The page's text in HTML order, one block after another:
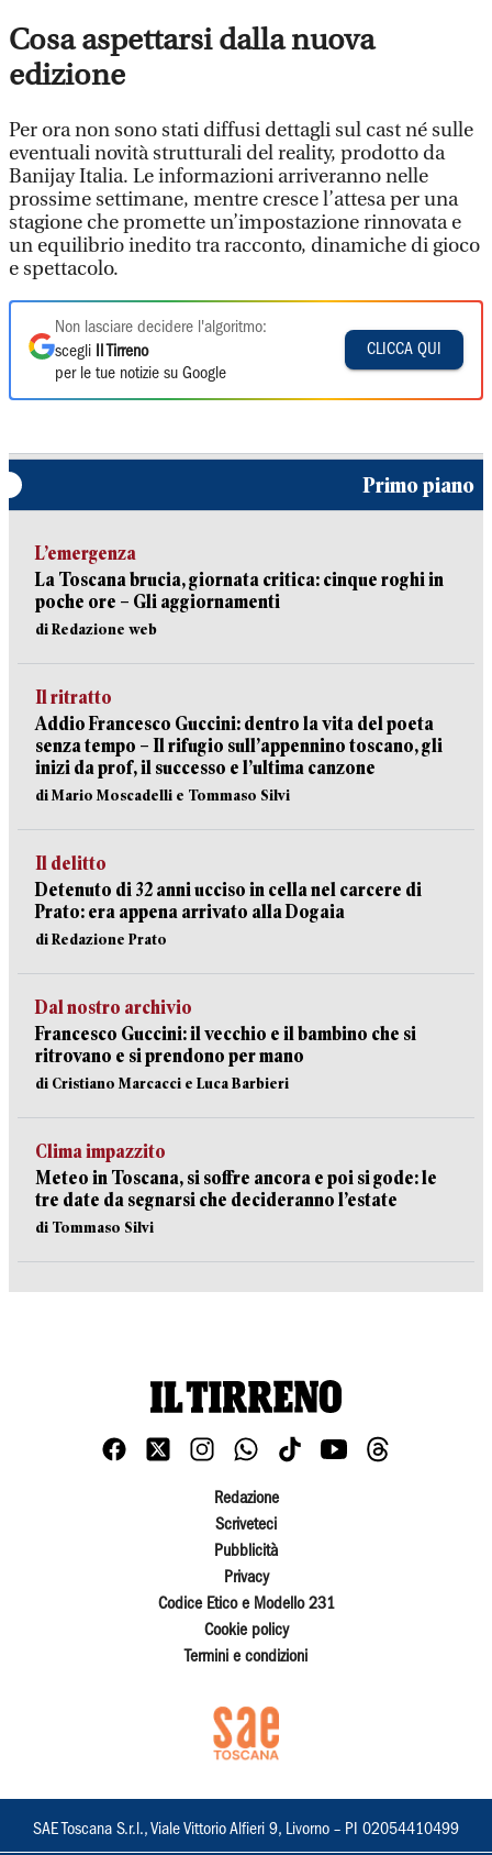
Cosa aspettarsi dalla nuova
edizione
Per ora non sono stati diffusi dettagli sul cast né sulle
eventuali novità strutturali del reality, prodotto da
Banijay Italia. Le informazioni arriveranno nelle
prossime settimane, mentre cresce l’attesa per una
stagione che promette un’impostazione rinnovata e
un equilibrio inedito tra racconto, dinamiche di gioco
e spettacolo.
Non lasciare decidere l'algoritmo:
scegli
Il Tirreno
per le tue notizie su Google
CLICCA QUI
Primo piano
L’emergenza
La Toscana brucia, giornata critica: cinque roghi in
poche ore – Gli aggiornamenti
di Redazione web
Il ritratto
Addio Francesco Guccini: dentro la vita del poeta
senza tempo – Il rifugio sull’appennino toscano, gli
inizi da prof, il successo e l’ultima canzone
di Mario Moscadelli e Tommaso Silvi
Il delitto
Detenuto di 32 anni ucciso in cella nel carcere di
Prato: era appena arrivato alla Dogaia
di Redazione Prato
Dal nostro archivio
Francesco Guccini: il vecchio e il bambino che si
ritrovano e si prendono per mano
di Cristiano Marcacci e Luca Barbieri
Clima impazzito
Meteo in Toscana, si soffre ancora e poi si gode: le
tre date da segnarsi che decideranno l’estate
di Tommaso Silvi
Redazione
Scriveteci
Pubblicità
Privacy
Codice Etico e Modello 231
Cookie policy
Termini e condizioni
SAE Toscana S.r.l., Viale Vittorio Alfieri 9, Livorno – PI 02054410499